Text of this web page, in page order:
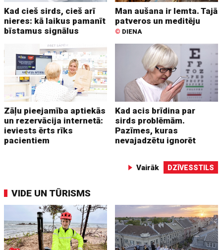
Kad cieš sirds, cieš arī
nieres: kā laikus pamanīt
bīstamus signālus
Man aušana ir lemta. Tajā
patveros un meditēju
© DIENA
Zāļu pieejamība aptiekās
un rezervācija internetā:
ieviests ērts rīks
pacientiem
Kad acis brīdina par
sirds problēmām.
Pazīmes, kuras
nevajadzētu ignorēt
Vairāk DZĪVESSTILS
VIDE UN TŪRISMS